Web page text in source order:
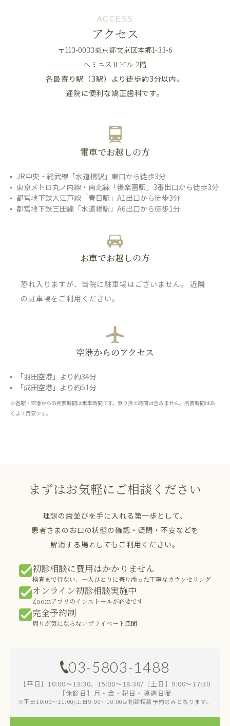
ACCESS
アクセス
〒113-0033東京都文京区本郷1-33-6
へミニスⅡビル 2階
各最寄り駅（3駅）より徒歩約3分以内。
通院に便利な矯正歯科です。
電車でお越しの方
JR中央・総武線「水道橋駅」東口から徒歩3分
東京メトロ丸ノ内線・南北線「後楽園駅」3番出口から徒歩3分
都営地下鉄大江戸線「春日駅」A1出口から徒歩3分
都営地下鉄三田線「水道橋駅」A6出口から徒歩1分
お車でお越しの方
恐れ入りますが、当院に駐車場はございません。 近隣
の駐車場をご利用ください。
空港からのアクセス
「羽田空港」より約34分
「成田空港」より約51分
※各駅・空港からの所要時間は乗車時間です。乗り換え時間は含みません。所要時間はあ
くまで目安です。
まずはお気軽にご相談ください
理想の歯並びを手に入れる第一歩として、
患者さまのお口の状態の確認・疑問・不安などを
解消する場としてもご利用ください。
初診相談に費用はかかりません
検査まで行ない、一人ひとりに寄り添った丁寧なカウンセリング
オンライン初診相談実施中
Zoomアプリのインストールが必要です
完全予約制
周りが気にならないプライベート空間
03-5803-1488
［平日］10:00～13:30、15:00～18:30/［土日］9:00～17:30
［休診日］月・金・祝日・隔週日曜
※平日10:00～11:00/土日9:00～10:00は初診相談予約のみとなります。